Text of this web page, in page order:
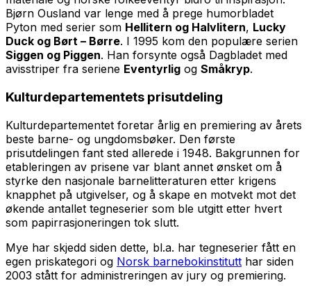
Bjørn Ousland var lenge med å prege humorbladet
Pyton med serier som Hellitern og Halvlitern, Lucky
Duck og Børt – Børre. I 1995 kom den populære serien
Siggen og Piggen. Han forsynte også Dagbladet med
avisstriper fra seriene Eventyrlig og Småkryp.
Kulturdepartementets prisutdeling
Kulturdepartementet foretar årlig en premiering av årets
beste barne- og ungdomsbøker. Den første
prisutdelingen fant sted allerede i 1948. Bakgrunnen for
etableringen av prisene var blant annet ønsket om å
styrke den nasjonale barnelitteraturen etter krigens
knapphet på utgivelser, og å skape en motvekt mot det
økende antallet tegneserier som ble utgitt etter hvert
som papirrasjoneringen tok slutt.
Mye har skjedd siden dette, bl.a. har tegneserier fått en
egen priskategori og Norsk barnebokinstitutt har siden
2003 stått for administreringen av jury og premiering.